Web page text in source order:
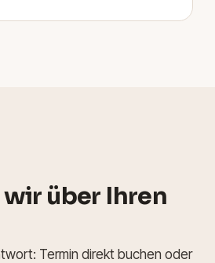
über Ihren
Termin direkt buchen oder